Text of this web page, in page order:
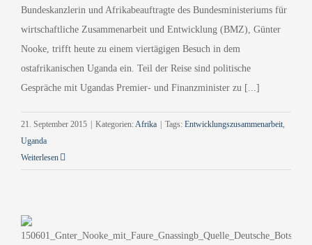
Bundeskanzlerin und Afrikabeauftragte des Bundesministeriums für
wirtschaftliche Zusammenarbeit und Entwicklung (BMZ), Günter
Nooke, trifft heute zu einem viertägigen Besuch in dem
ostafrikanischen Uganda ein. Teil der Reise sind politische
Gespräche mit Ugandas Premier- und Finanzminister zu [...]
21. September 2015 Kategorien:Afrika Tags: Entwicklungszusammenarbeit,
Uganda
Weiterlesen